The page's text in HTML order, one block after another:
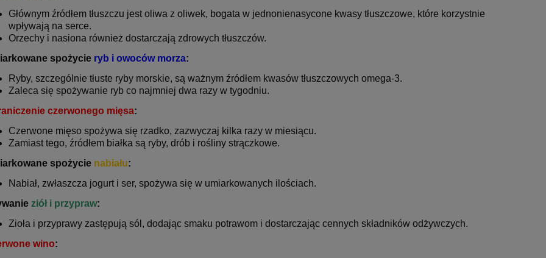
Głównym źródłem tłuszczu jest oliwa z oliwek, bogata w jednonienasycone kwasy tłuszczowe, które korzystnie
wpływają na serce.
Orzechy i nasiona również dostarczają zdrowych tłuszczów.
spożycie ryb i owoców morza:
Ryby, szczególnie tłuste ryby morskie, są ważnym źródłem kwasów tłuszczowych omega-3.
Zaleca się spożywanie ryb co najmniej dwa razy w tygodniu.
czerwonego mięsa:
Czerwone mięso spożywa się rzadko, zazwyczaj kilka razy w miesiącu.
Zamiast tego, źródłem białka są ryby, drób i rośliny strączkowe.
spożycie nabiału:
Nabiał, zwłaszcza jogurt i ser, spożywa się w umiarkowanych ilościach.
ziół i przypraw:
Zioła i przyprawy zastępują sól, dodając smaku potrawom i dostarczając cennych składników odżywczych.
wino: